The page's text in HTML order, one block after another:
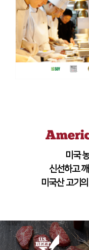
미국
신선하고
미국산 고기